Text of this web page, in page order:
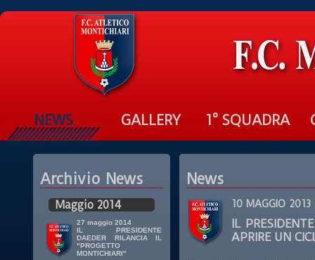
NEWS GALLERY 1° SQUADRA
Archivio News
Maggio 2014
27 maggio 2014
IL PRESIDENTE
DAEDER RILANCIA IL
"PROGETTO
MONTICHIARI"
News
10 MAGGIO 2013
IL
APRIRE UN